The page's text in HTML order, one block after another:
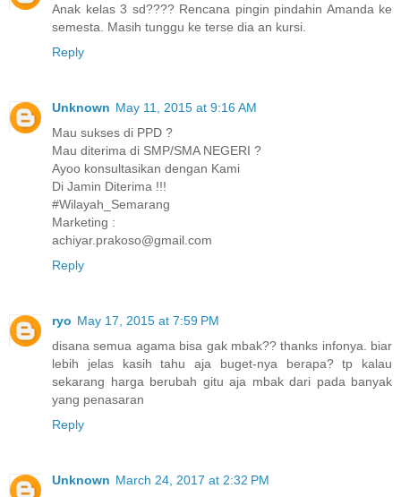
Anak kelas 3 sd???? Rencana pingin pindahin Amanda ke
semesta. Masih tunggu ke terse dia an kursi.
Reply
Unknown May 11, 2015 at 9:16 AM
Mau sukses di PPD ?
Mau diterima di SMP/SMA NEGERI ?
Ayoo konsultasikan dengan Kami
Di Jamin Diterima !!!
#Wilayah_Semarang
Marketing :
achiyar.prakoso@gmail.com
Reply
ryo May 17, 2015 at 7:59 PM
disana semua agama bisa gak mbak?? thanks infonya. biar
lebih jelas kasih tahu aja buget-nya berapa? tp kalau
sekarang harga berubah gitu aja mbak dari pada banyak
yang penasaran
Reply
Unknown March 24, 2017 at 2:32 PM